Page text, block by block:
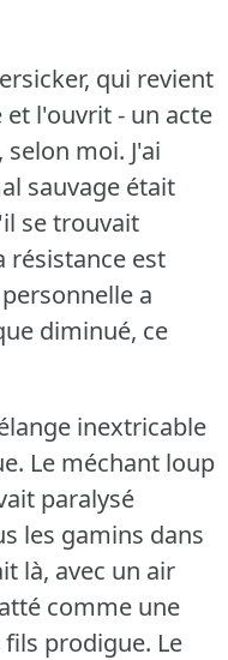
qui revient
et l'ouvrit - un acte
moi. J'ai
sauvage était
se trouvait
résistance est
a
diminué, ce
inextricable
Le méchant loup
paralysé
les gamins dans
là, avec un air
comme une
prodigue. Le